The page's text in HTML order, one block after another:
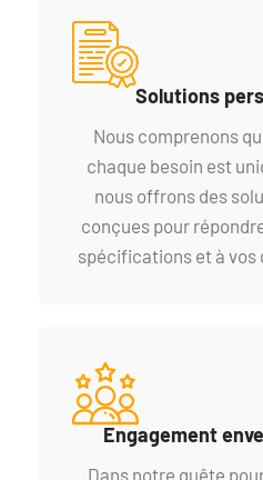
Solutions
Nous comprenons
chaque besoin est
nous offrons des
conçues pour
spécifications et à vos
Engagement
Dans notre quête